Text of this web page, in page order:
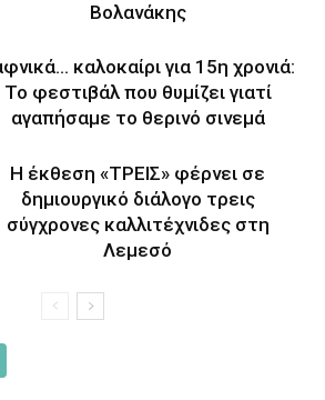
Βολανάκης
καλοκαίρι για 15η χρονιά:
Το φεστιβάλ που θυμίζει γιατί
αγαπήσαμε το θερινό σινεμά
Η έκθεση «ΤΡΕΙΣ» φέρνει σε
δημιουργικό διάλογο τρεις
σύγχρονες καλλιτέχνιδες στη
Λεμεσό